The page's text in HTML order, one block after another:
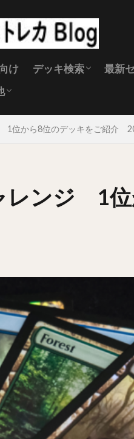
け デッキ検索
最新
位から8位のデッキをご紹介
ンジ 1位